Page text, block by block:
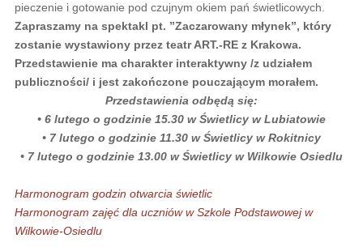
pieczenie i gotowanie pod czujnym okiem pań świetlicowych.
Zapraszamy na spektakl pt. ”Zaczarowany młynek”, który
zostanie wystawiony przez teatr ART.-RE z Krakowa.
Przedstawienie ma charakter interaktywny /z udziałem
publiczności/ i jest zakończone pouczającym morałem.
Przedstawienia odbędą się:
• 6 lutego o godzinie 15.30 w Świetlicy w Lubiatowie
• 7 lutego o godzinie 11.30 w Świetlicy w Rokitnicy
• 7 lutego o godzinie 13.00 w Świetlicy w Wilkowie Osiedlu
Harmonogram godzin otwarcia świetlic
Harmonogram zajęć dla uczniów w Szkole Podstawowej w
Wilkowie-Osiedlu